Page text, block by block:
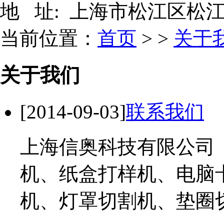
地 址: 上海市松江区松
当前位置： 首页 > > 关于
关于我们
[2014-09-03]联系我们
上海信奥科技有限公
机、纸盒打样机、电脑
机、灯罩切割机、垫圈